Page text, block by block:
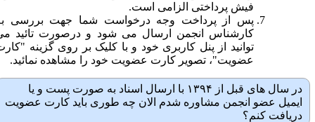
فیش پرداختی الزامی است.
پس از پرداخت وجه درخواست شما جهت بررسی به
کارشناس انجمن ارسال می شود و درصورت تائید می
توانید از پنل کاربری خود و با کلیک بر روی گزینه "کارت
عضویت"، تصویر کارت عضویت خود را مشاهده نمائید.
در سال های قبل از ۱۳۹۴ با ارسال اسناد به صورت پست و یا
ایمیل عضو انجمن مشاوره شدم الان چه طوری باید کارت عضویت
دریافت کنم؟